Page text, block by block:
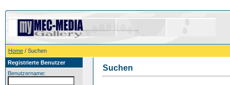
Home / Suchen
Registrierte Benutzer
Benutzername:
Suchen